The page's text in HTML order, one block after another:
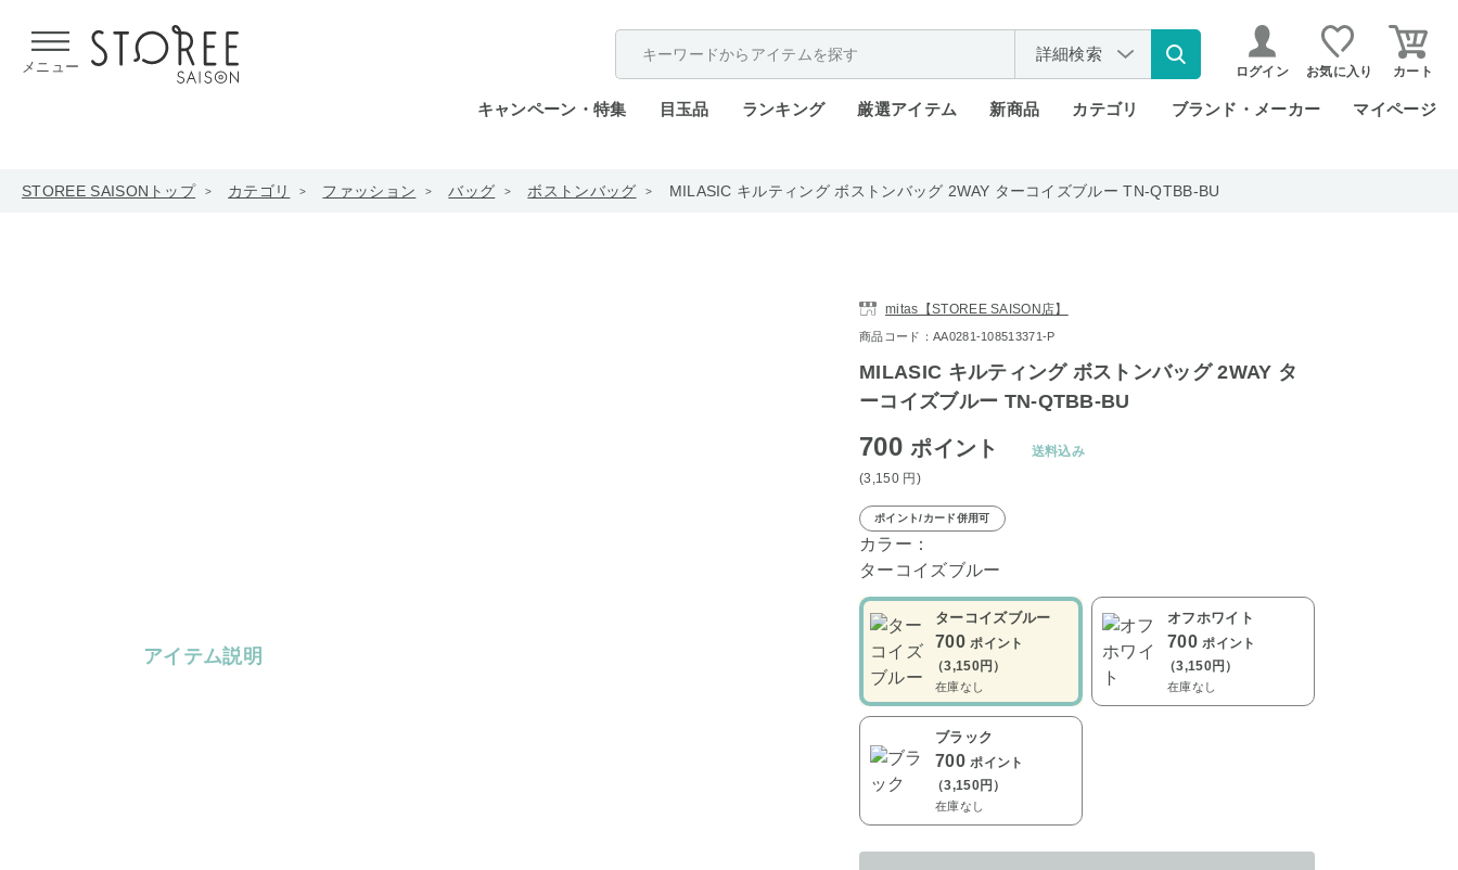
メニュー
詳細検索
ログイン お気に入り カート
キャンペーン・特集 目玉品 ランキング 厳選アイテム 新商品 カテゴリ ブランド・メーカー マイページ
STOREE SAISONトップ カテゴリ ファッション バッグ ボストンバッグ MILASIC キルティング ボストンバッグ 2WAY ターコイズブルー TN-QTBB-BU
アイテム説明
mitas【STOREE SAISON店】
商品コード：AA0281-108513371-P
MILASIC キルティング ボストンバッグ 2WAY タ
ーコイズブルー TN-QTBB-BU
700ポイント
(3,150 円 )
送料込み
ポイント/カード併用可
カラー：
ターコイズブルー
ターコイズブルー
700 ポイント
（3,150円）
在庫なし
オフホワイト
700 ポイント
（3,150円）
在庫なし
ブラック
700 ポイント
（3,150円）
在庫なし